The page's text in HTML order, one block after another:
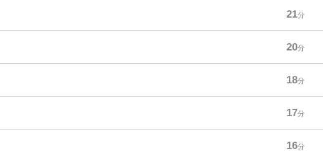
21分
20分
18分
17分
16分